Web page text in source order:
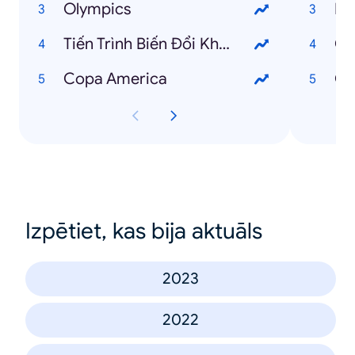
Olympics
Tiến Trình Biến Đổi Khí Hậu
Copa America
Izpētiet, kas bija aktuāls
2023
2022